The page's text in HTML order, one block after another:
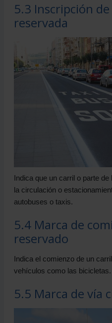
5.3 Inscripción
reservada
Indica que un carril o parte
la circulación o
autobuses o taxis.
5.4 Marca de
reservado
Indica el comienzo de un
vehículos como las bicicletas.
5.5 Marca de vía